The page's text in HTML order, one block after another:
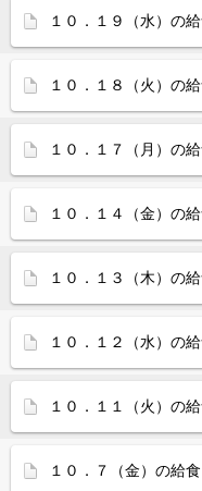
１０．１９（水）の
１０．１８（火）の
１０．１７（月）の
１０．１４（金）の
１０．１３（木）の
１０．１２（水）の
１０．１１（火）の
１０．７（金）の給食